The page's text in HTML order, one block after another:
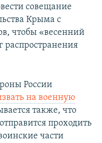
совещание
Крыма с
чтобы «весенний
распространения
России
на военную
также, что
проходить
части